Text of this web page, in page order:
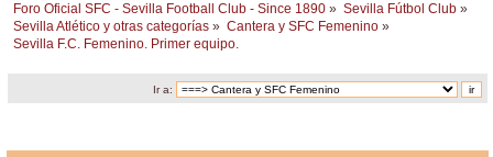
Foro Oficial SFC - Sevilla Football Club - Since 1890 » Sevilla Fútbol Club »
Sevilla Atlético y otras categorías » Cantera y SFC Femenino »
Sevilla F.C. Femenino. Primer equipo.
Ir a: